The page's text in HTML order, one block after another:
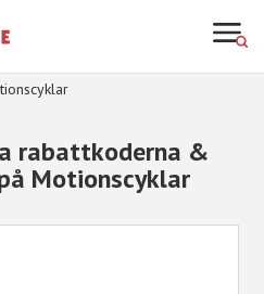
rabattkoderna &
Motionscyklar